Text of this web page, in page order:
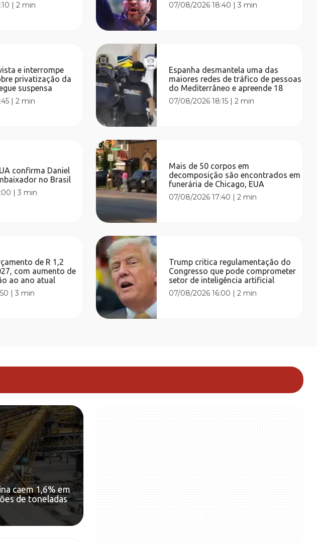
|2 min
e interrompe
privatização da
suspensa
|2 min
confirma Daniel
no Brasil
|3 min
de R 1,2
com aumento de
ao ano atual
|3 min
07/08/2026 18:40 |3 min
Espanha desmantela uma das
maiores redes de tráfico de pessoas
do Mediterrâneo e apreende 18
07/08/2026 18:15 |2 min
Mais de 50 corpos em
decomposição são encontrados em
funerária de Chicago, EUA
07/08/2026 17:40 |2 min
Trump critica regulamentação do
Congresso que pode comprometer
setor de inteligência artificial
07/08/2026 16:00 |2 min
caem 1,6% em
de toneladas